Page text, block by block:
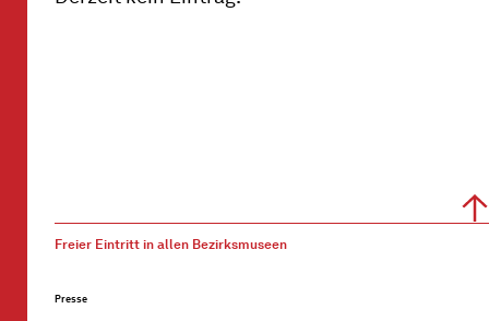
Freier Eintritt in allen Bezirksmuseen
Presse